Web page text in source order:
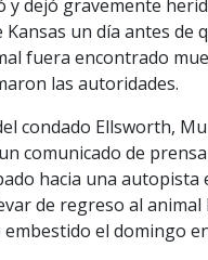
y dejó gravemente
un día antes de
fuera encontrado
las autoridades.
condado Ellsworth,
comunicado de
hacia una autopista
de regreso al animal
el domingo